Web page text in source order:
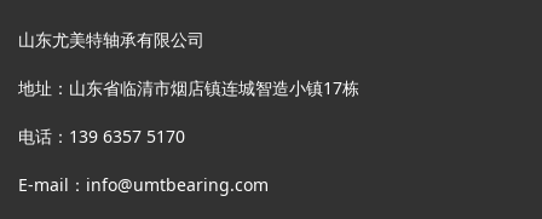
山东尤美特轴承有限公司
地址：山东省临清市烟店镇连城智造小镇17栋
电话：139 6357 5170
E-mail：info@umtbearing.com